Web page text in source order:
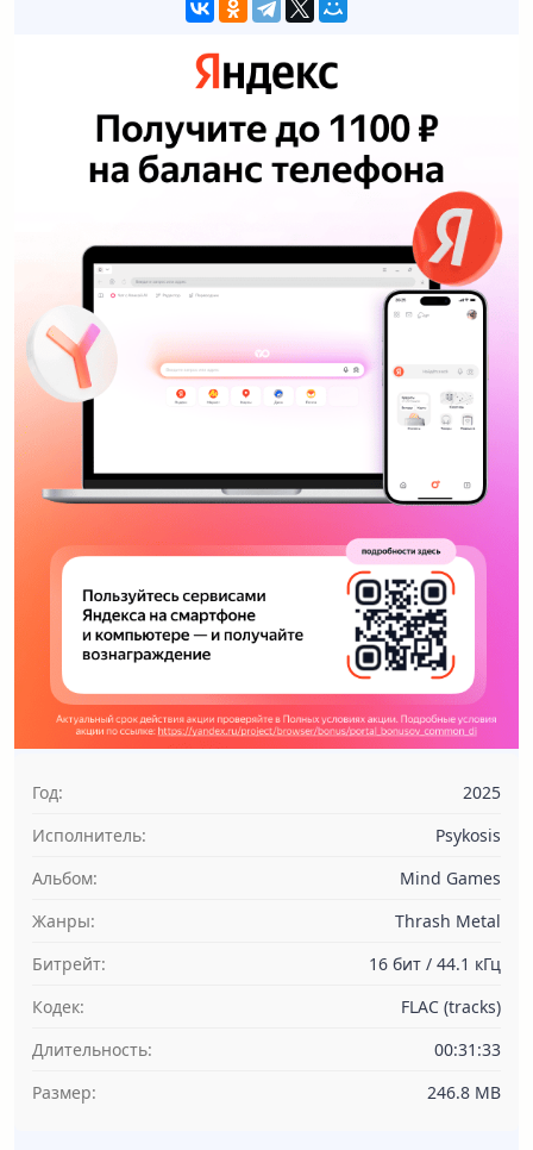
Год:
2025
Исполнитель:
Psykosis
Альбом:
Mind Games
Жанры:
Thrash Metal
Битрейт:
16 бит / 44.1 кГц
Кодек:
FLAC (tracks)
Длительность:
00:31:33
Размер:
246.8 MB